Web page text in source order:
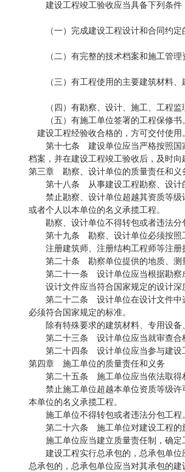
建设工程竣工验收应当具备下列条件
（一）完成建设工程设计和合同约定
（二）有完整的技术档案和施工管理
（三）有工程使用的主要建筑材料、
（四）有勘察、设计、施工、工程监
（五）有施工单位签署的工程保修书。
建设工程经验收合格的，方可交付使用。
第十七条 建设单位应当严格按照国家
档案，并在建设工程竣工验收后，及时向
第三章 勘察、设计单位的质量责任和义
第十八条 从事建设工程勘察、设计的
禁止勘察、设计单位超越其资质等级
或者个人以本单位的名义承揽工程。
勘察、设计单位不得转包或者违法分
第十九条 勘察、设计单位必须按照工
注册建筑师、注册结构工程师等注册
第二十条 勘察单位提供的地质、测量
第二十一条 设计单位应当根据勘察成
设计文件应当符合国家规定的设计深
第二十二条 设计单位在设计文件中选
必须符合国家规定的标准。
除有特殊要求的建筑材料、专用设备
第二十三条 设计单位应当就审查合格
第二十四条 设计单位应当参与建设工
第四章 施工单位的质量责任和义务
第二十五条 施工单位应当依法取得相
禁止施工单位超越本单位资质等级许
本单位的名义承揽工程。
施工单位不得转包或者违法分包工程。
第二十六条 施工单位对建设工程的施
施工单位应当建立质量责任制，确定
建设工程实行总承包的，总承包单位
总承包的，总承包单位应当对其承包的建